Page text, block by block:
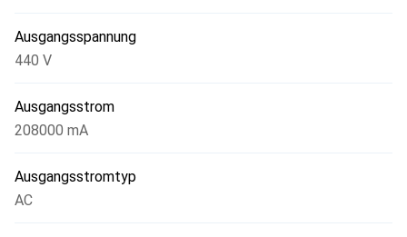
Ausgangsspannung
440 V
Ausgangsstrom
208000 mA
Ausgangsstromtyp
AC